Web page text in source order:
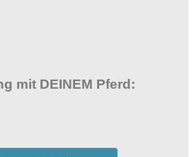
mit DEINEM Pferd: